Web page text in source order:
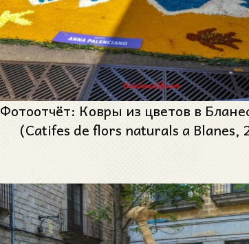
Фотоотчёт: Ковры из цветов в
(Catifes de flors naturals a Blanes,